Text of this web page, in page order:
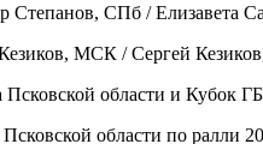
Степанов, СПб / Елизавета
Кезиков, МСК / Сергей
Псковской области и Кубок
области по ралли